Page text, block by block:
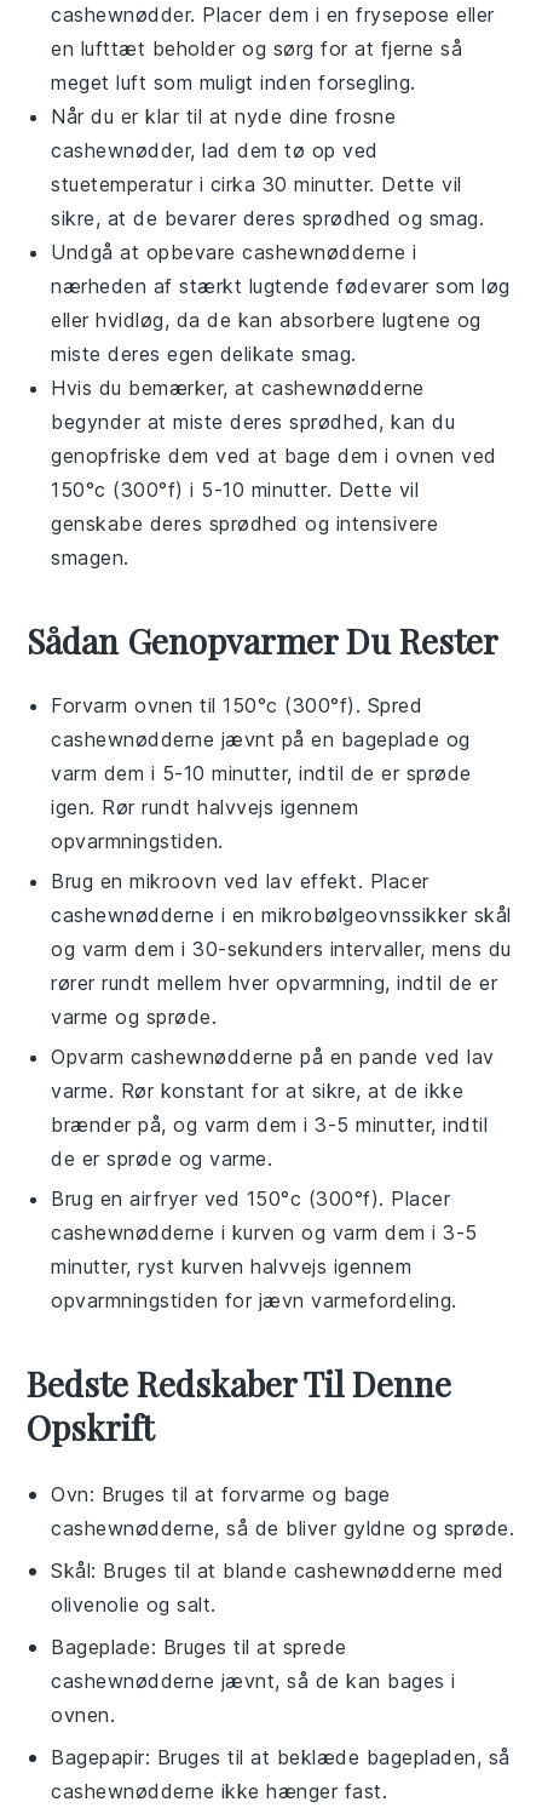
cashewnødder. Placer dem i en frysepose eller
en lufttæt beholder og sørg for at fjerne så
meget luft som muligt inden forsegling.
Når du er klar til at nyde dine frosne
cashewnødder, lad dem tø op ved
stuetemperatur i cirka 30 minutter. Dette vil
sikre, at de bevarer deres sprødhed og smag.
Undgå at opbevare cashewnødderne i
nærheden af stærkt lugtende fødevarer somløg
ellerhvidløg, da de kan absorbere lugtene og
miste deres egen delikate smag.
Hvis du bemærker, at cashewnødderne
begynder at miste deres sprødhed, kan du
genopfriske dem ved at bage dem i ovnen ved
150°c (300°f) i 5-10 minutter. Dette vil
genskabe deres sprødhed og intensivere
smagen.
Sådan Genopvarmer Du Rester
Forvarm ovnen til 150°c (300°f). Spred
cashewnødderne jævnt på en bageplade og
varm dem i 5-10 minutter, indtil de er sprøde
igen. Rør rundt halvvejs igennem
opvarmningstiden.
Brug enmikroovn ved lav effekt. Placer
cashewnødderne i en mikrobølgeovnssikker skål
og varm dem i 30-sekunders intervaller, mens du
rører rundt mellem hver opvarmning, indtil de er
varme og sprøde.
Opvarm cashewnødderne på enpande ved lav
varme. Rør konstant for at sikre, at de ikke
brænder på, og varm dem i 3-5 minutter, indtil
de er sprøde og varme.
Brug enairfryer ved 150°c (300°f). Placer
cashewnødderne i kurven og varm dem i 3-5
minutter, ryst kurven halvvejs igennem
opvarmningstiden for jævn varmefordeling.
Bedste Redskaber Til Denne
Opskrift
Ovn: Bruges til at forvarme og bage
cashewnødderne, så de bliver gyldne og sprøde.
Skål: Bruges til at blande cashewnødderne med
olivenolie og salt.
Bageplade: Bruges til at sprede
cashewnødderne jævnt, så de kan bages i
ovnen.
Bagepapir: Bruges til at beklæde bagepladen, så
cashewnødderne ikke hænger fast.